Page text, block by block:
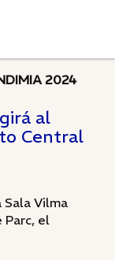
2024
al
Central
Vilma
Parc, el